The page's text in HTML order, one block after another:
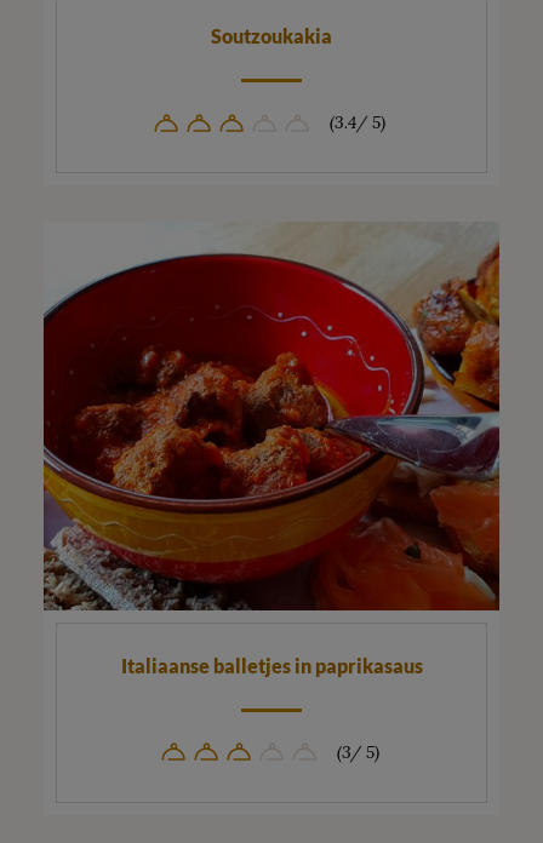
Soutzoukakia
(3.4/ 5)
Italiaanse balletjes in paprikasaus
(3/ 5)